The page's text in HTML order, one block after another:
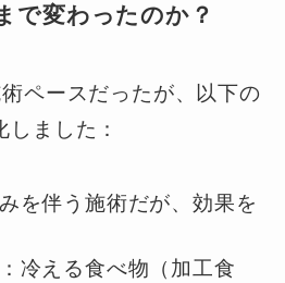
で変わったのか？
ペースだったが、以下の
ました：
みを伴う施術だが、効果を
：冷える食べ物（加工食